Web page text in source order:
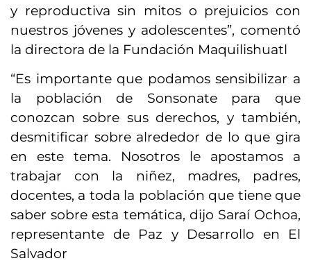
y reproductiva sin mitos o prejuicios con
nuestros jóvenes y adolescentes”, comentó
la directora de la Fundación Maquilishuatl
“Es importante que podamos sensibilizar a
la población de Sonsonate para que
conozcan sobre sus derechos, y también,
desmitificar sobre alrededor de lo que gira
en este tema. Nosotros le apostamos a
trabajar con la niñez, madres, padres,
docentes, a toda la población que tiene que
saber sobre esta temática, dijo Saraí Ochoa,
representante de Paz y Desarrollo en El
Salvador